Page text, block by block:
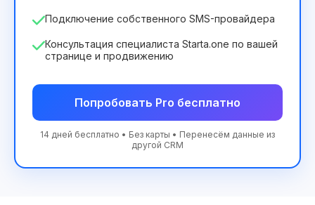
Подключение собственного SMS-провайдера
Консультация специалиста Starta.one по вашей
странице и продвижению
Попробовать Pro бесплатно
14 дней бесплатно • Без карты • Перенесём данные из
другой CRM